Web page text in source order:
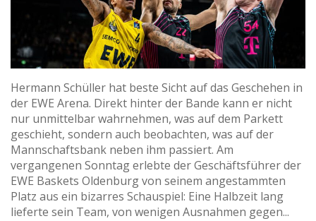
Hermann Schüller hat beste Sicht auf das Geschehen in
der EWE Arena. Direkt hinter der Bande kann er nicht
nur unmittelbar wahrnehmen, was auf dem Parkett
geschieht, sondern auch beobachten, was auf der
Mannschaftsbank neben ihm passiert. Am
vergangenen Sonntag erlebte der Geschäftsführer der
EWE Baskets Oldenburg von seinem angestammten
Platz aus ein bizarres Schauspiel: Eine Halbzeit lang
lieferte sein Team, von wenigen Ausnahmen gegen...